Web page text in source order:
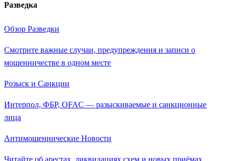
Разведка
Обзор Разведки
Смотрите важные случаи, предупреждения и записи о
мошенничестве в одном месте
Розыск и Санкции
Интерпол, ФБР, OFAC — разыскиваемые и санкционные
лица
Антимошеннические Новости
Читайте об арестах, ликвидациях схем и новых приёмах,